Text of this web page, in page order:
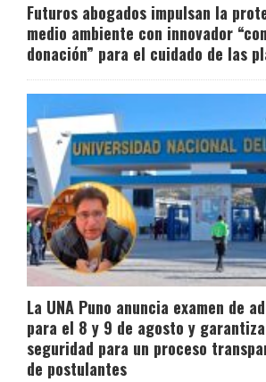
Futuros abogados impulsan la
medio ambiente con innovador
donación” para el cuidado de las
La UNA Puno anuncia examen de
para el 8 y 9 de agosto y
seguridad para un proceso
de postulantes